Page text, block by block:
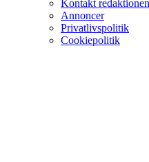
Kontakt redaktionen
Annoncer
Privatlivspolitik
Cookiepolitik